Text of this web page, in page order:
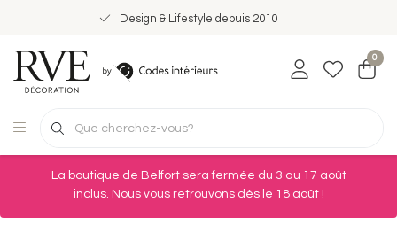
Design & Lifestyle depuis 2010
0
La boutique de Belfort sera fermée du 3 au 17 août
inclus. Nous vous retrouvons dès le 18 août !